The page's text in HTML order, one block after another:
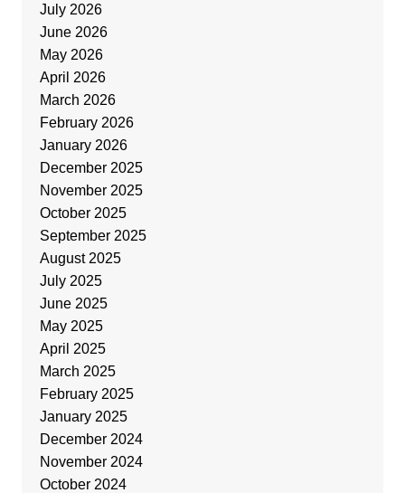
July 2026
June 2026
May 2026
April 2026
March 2026
February 2026
January 2026
December 2025
November 2025
October 2025
September 2025
August 2025
July 2025
June 2025
May 2025
April 2025
March 2025
February 2025
January 2025
December 2024
November 2024
October 2024